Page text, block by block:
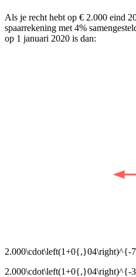
Als je recht hebt op € 2.000 eind
spaarrekening met 4%
op 1 januari 2020 is dan:
2.000\cdot\left(1+0{,}04\right)^{-
2.000\cdot\left(1+0{,}04\right)^{-